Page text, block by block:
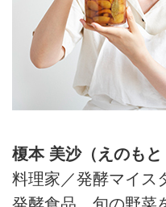
榎本 美沙（えのもと
料理家／発酵マイス